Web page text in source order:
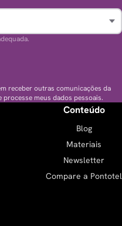
receber outras comunicações da
meus dados pessoais.
Conteúdo
Blog
Materiais
Newsletter
Compare a Pontotel